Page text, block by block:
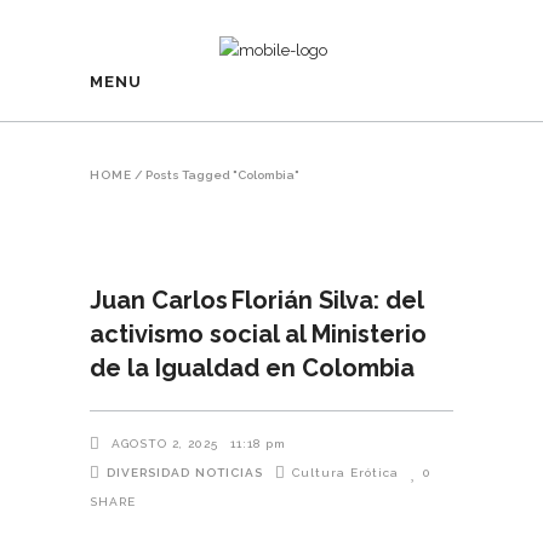
MENU
HOME / Posts Tagged "Colombia"
Juan Carlos Florián Silva: del
activismo social al Ministerio
de la Igualdad en Colombia
AGOSTO 2, 2025 11:18 pm
DIVERSIDAD NOTICIAS Cultura Erótica 0
SHARE